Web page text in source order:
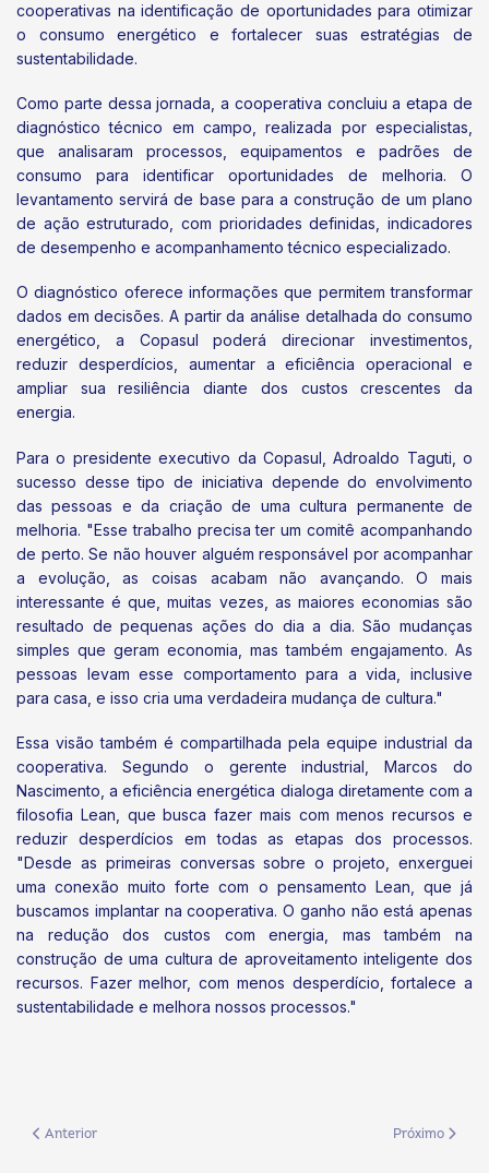
cooperativas na identificação de oportunidades para otimizar
o consumo energético e fortalecer suas estratégias de
sustentabilidade.
Como parte dessa jornada, a cooperativa concluiu a etapa de
diagnóstico técnico em campo, realizada por especialistas,
que analisaram processos, equipamentos e padrões de
consumo para identificar oportunidades de melhoria. O
levantamento servirá de base para a construção de um plano
de ação estruturado, com prioridades definidas, indicadores
de desempenho e acompanhamento técnico especializado.
O diagnóstico oferece informações que permitem transformar
dados em decisões. A partir da análise detalhada do consumo
energético, a Copasul poderá direcionar investimentos,
reduzir desperdícios, aumentar a eficiência operacional e
ampliar sua resiliência diante dos custos crescentes da
energia.
Para o presidente executivo da Copasul, Adroaldo Taguti, o
sucesso desse tipo de iniciativa depende do envolvimento
das pessoas e da criação de uma cultura permanente de
melhoria. "Esse trabalho precisa ter um comitê acompanhando
de perto. Se não houver alguém responsável por acompanhar
a evolução, as coisas acabam não avançando. O mais
interessante é que, muitas vezes, as maiores economias são
resultado de pequenas ações do dia a dia. São mudanças
simples que geram economia, mas também engajamento. As
pessoas levam esse comportamento para a vida, inclusive
para casa, e isso cria uma verdadeira mudança de cultura."
Essa visão também é compartilhada pela equipe industrial da
cooperativa. Segundo o gerente industrial, Marcos do
Nascimento, a eficiência energética dialoga diretamente com a
filosofia Lean, que busca fazer mais com menos recursos e
reduzir desperdícios em todas as etapas dos processos.
"Desde as primeiras conversas sobre o projeto, enxerguei
uma conexão muito forte com o pensamento Lean, que já
buscamos implantar na cooperativa. O ganho não está apenas
na redução dos custos com energia, mas também na
construção de uma cultura de aproveitamento inteligente dos
recursos. Fazer melhor, com menos desperdício, fortalece a
sustentabilidade e melhora nossos processos."
Artigo anterior: Dalva Caramalac é homenageada por trajetória
Anterior Próximo
Próximo